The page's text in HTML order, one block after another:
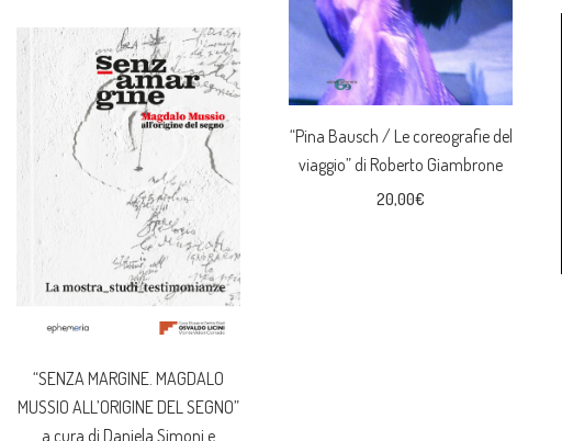
“Pina Bausch / Le coreografie del
viaggio” di Roberto Giambrone
20,00€
“SENZA MARGINE. MAGDALO
MUSSIO ALL’ORIGINE DEL SEGNO”
a cura di Daniela Simoni e